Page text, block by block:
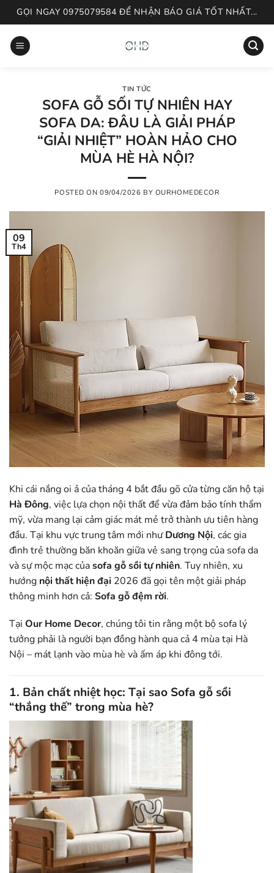
Skip
to
content
GỌI NGAY 0975079584 ĐỂ NHẬN BÁO GIÁ TỐT NHẤT...
TIN TỨC
SOFA GỖ SỐI TỰ NHIÊN HAY
SOFA DA: ĐÂU LÀ GIẢI PHÁP
“GIẢI NHIỆT” HOÀN HẢO CHO
MÙA HÈ HÀ NỘI?
POSTED ON 09/04/2026 BY OURHOMEDECOR
09
Th4
Khi cái nắng oi ả của tháng 4 bắt đầu gõ cửa từng căn hộ tại
Hà Đông, việc lựa chọn nội thất để vừa đảm bảo tính thẩm
mỹ, vừa mang lại cảm giác mát mẻ trở thành ưu tiên hàng
đầu. Tại khu vực trung tâm mới nhưDương Nội, các gia
đình trẻ thường băn khoăn giữa vẻ sang trọng của sofa da
và sự mộc mạc củasofa gỗ sồi tự nhiên. Tuy nhiên, xu
hướng nội thất hiện đại 2026 đã gọi tên một giải pháp
thông minh hơn cả: Sofa gỗ đệm rời.
Tại Our Home Decor, chúng tôi tin rằng một bộ sofa lý
tưởng phải là người bạn đồng hành qua cả 4 mùa tại Hà
Nội – mát lạnh vào mùa hè và ấm áp khi đông tới.
1. Bản chất nhiệt học: Tại sao Sofa gỗ sồi
“thắng thế” trong mùa hè?